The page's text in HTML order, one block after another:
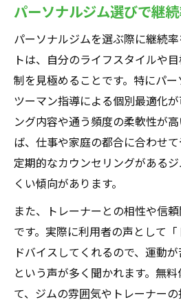
パーソナルジム選びで継
パーソナルジムを選ぶ際に継続
トは、自分のライフスタイルや
制を見極めることです。特にパ
ツーマン指導による個別最適化
ング内容や通う頻度の柔軟性が
ば、仕事や家庭の都合に合わせて
定期的なカウンセリングがある
くい傾向があります。
また、トレーナーとの相性や信
です。実際に利用者の声として
ドバイスしてくれるので、運動が
という声が多く聞かれます。無
て、ジムの雰囲気やトレーナー